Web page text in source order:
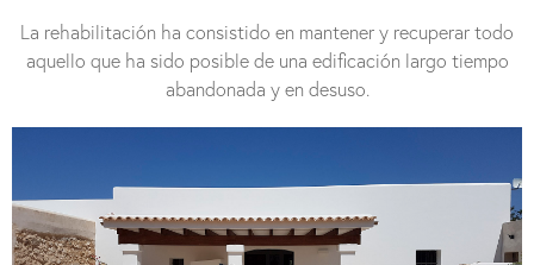
La rehabilitación ha consistido en mantener y recuperar todo
aquello que ha sido posible de una edificación largo tiempo
abandonada y en desuso.